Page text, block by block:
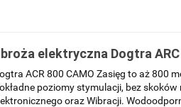
elektryczna Dogtra
ACR 800 CAMO Zasięg to aż 800
poziomy stymulacji, bez
oraz Wibracji.